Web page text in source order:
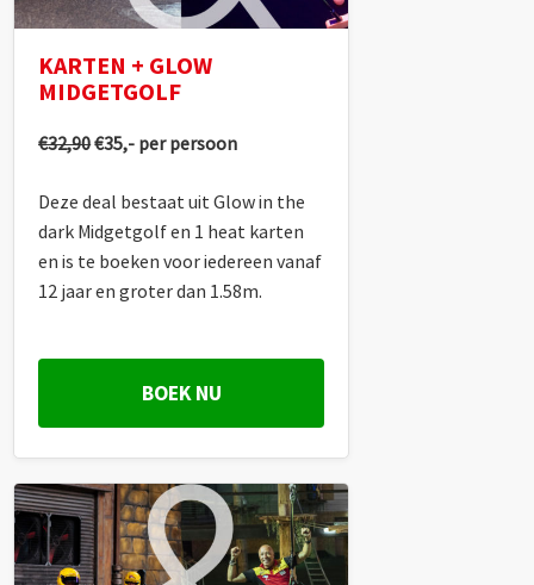
KARTEN + GLOW
MIDGETGOLF
€32,90€35,- per persoon
Deze deal bestaat uit Glow in the
dark Midgetgolf en 1 heat karten
en is te boeken voor iedereen vanaf
12 jaar en groter dan 1.58m.
BOEK NU